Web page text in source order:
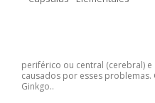
CABELOS PELE UNHAS
periférico ou central (cerebral)
causados por esses problemas.
Ginkgo..